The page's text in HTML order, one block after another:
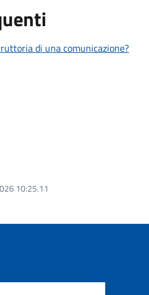
di una comunicazione?
10:25.11